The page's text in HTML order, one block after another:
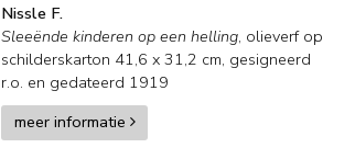
Nissle F.
Sleeënde kinderen op een helling, olieverf op
schilderskarton 41,6 x 31,2 cm, gesigneerd
r.o. en gedateerd 1919
meer informatie